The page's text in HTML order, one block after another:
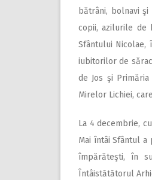
bătrâni, bolnavi
copii, azilurile de
Sfântului Nicolae,
iubitorilor de
de Jos şi
Mirelor Lichiei,
La 4 decembrie,
Mai întâi Sfântul
împărăteşti, în
Întâistătătorul